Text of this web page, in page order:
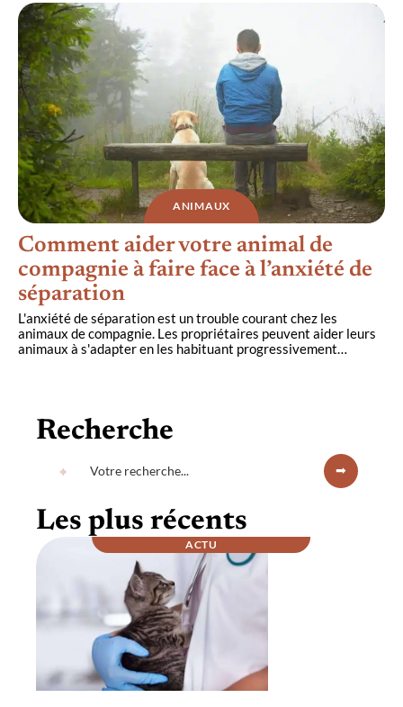
ANIMAUX
Comment aider votre animal de
compagnie à faire face à l’anxiété de
séparation
L'anxiété de séparation est un trouble courant chez les
animaux de compagnie. Les propriétaires peuvent aider leurs
animaux à s'adapter en les habituant progressivement
Recherche
Les plus récents
ACTU